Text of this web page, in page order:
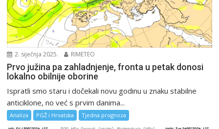
2. siječnja 2025. RIMETEO
Prvo južina pa zahladnjenje, fronta u petak donosi
lokalno obilnije oborine
Ispratli smo staru i dočekali novu godinu u znaku stabilne
anticiklone, no već s prvim danima...
Analiza PGŽ i Hrvatska Tjedna prognoza